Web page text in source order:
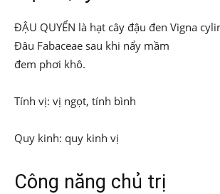
ĐẬU QUYỂN là hạt cây đậu đen Vigna
Đâu Fabaceae sau khi nẩy mầm
đem phơi khô.
Tính vị: vị ngọt, tính bình
Quy kinh: quy kinh vị
Công năng chủ trị